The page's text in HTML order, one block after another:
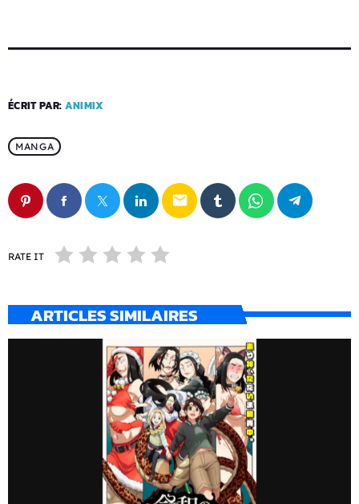
ÉCRIT PAR: ANIMIX
MANGA
email
RATE IT
ARTICLES SIMILAIRES